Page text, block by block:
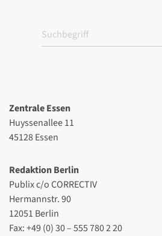
Zentrale Essen
Huyssenallee 11
45128 Essen
Redaktion Berlin
Publix c/o CORRECTIV
Hermannstr. 90
12051 Berlin
Fax: +49 (0) 30 – 555 780 2 20